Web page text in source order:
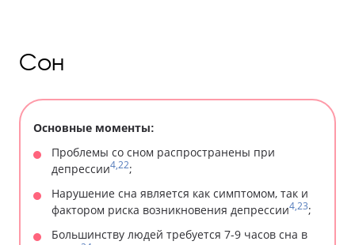
Сон
Основные моменты:
Проблемы со сном распространены при
депрессии4,22;
Нарушение сна является как симптомом, так и
фактором риска возникновения депрессии4,23;
Большинству людей требуется 7-9 часов сна в